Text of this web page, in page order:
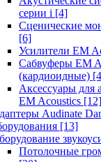
серии i [4]
Сценические
[6]
Усилители EM
Сабвуферы EM
(кардиоидные)
Аксессуары для
EM Acoustics [12]
Audinate
[13]
Потолочные